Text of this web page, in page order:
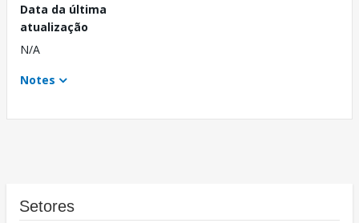
Data da última
atualização
N/A
Notes
Setores